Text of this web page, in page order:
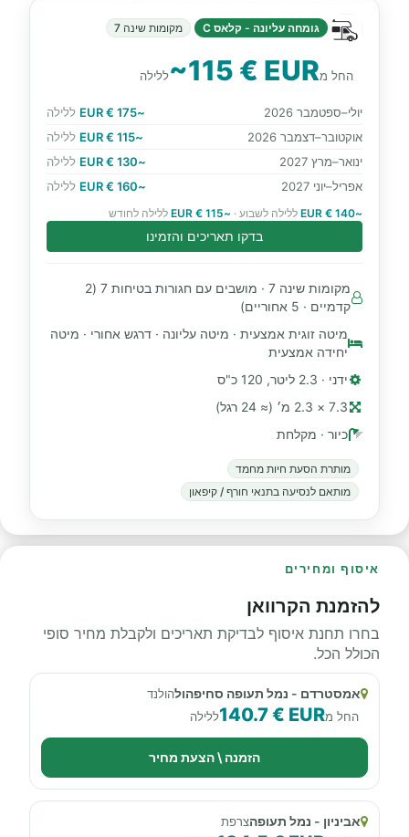
גומחה עליונה - קלאס C מקומות שינה 7
החל מ~115 € EURללילה
יולי–ספטמבר 2026 ~175 € EUR
ללילה
אוקטובר–דצמבר 2026
~115 € EUR
ללילה
ינואר–מרץ 2027
~130 € EUR
ללילה
אפריל–יוני 2027
~160 € EUR ללילה
~140 € EUR ללילה לשבוע · ~115 € EUR ללילה לחודש
בדקו תאריכים והזמינו
מקומות שינה 7 · מושבים עם חגורות בטיחות 7 (2
קדמיים · 5 אחוריים)
מיטה זוגית אמצעית · מיטה עליונה · דרגש אחורי · מיטה
יחידה אמצעית
ידני · 2.3 ליטר, 120 כ"ס
7.3 × 2.3 מ׳ (≈ 24 רגל)
כיור · מקלחת
מותרת הסעת חיות מחמד
מותאם לנסיעה בתנאי חורף / קיפאון
איסוף ומחירים
להזמנת הקרוואן
בחרו תחנת איסוף לבדיקת תאריכים ולקבלת מחיר סופי
הכולל הכל.
אמסטרדם - נמל תעופה סחיפהולהולנד
החל מ140.7 € EURללילה
הזמנה \ הצעת מחיר
אביניון - נמל תעופהצרפת